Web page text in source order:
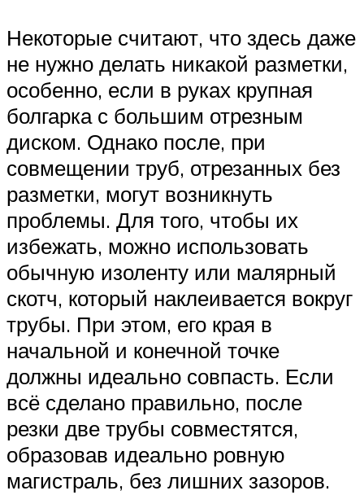
Некоторые считают, что здесь даже
не нужно делать никакой разметки,
особенно, если в руках крупная
болгарка с большим отрезным
диском. Однако после, при
совмещении труб, отрезанных без
разметки, могут возникнуть
проблемы. Для того, чтобы их
избежать, можно использовать
обычную изоленту или малярный
скотч, который наклеивается вокруг
трубы. При этом, его края в
начальной и конечной точке
должны идеально совпасть. Если
всё сделано правильно, после
резки две трубы совместятся,
образовав идеально ровную
магистраль, без лишних зазоров.